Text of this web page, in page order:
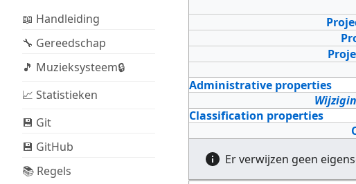
📖 Handleiding
🔧 Gereedschap
🎵 Muzieksysteem🔒
📈 Statistieken
💾 Git
💾 GitHub
📚 Regels
Administrative properties
Classification properties
Er verwijzen geen